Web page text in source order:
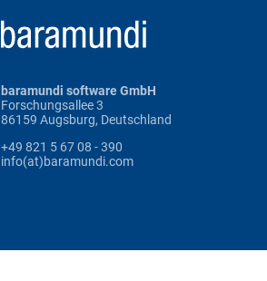
baramundi software GmbH
Forschungsallee 3
86159 Augsburg, Deutschland
+49 821 5 67 08 - 390
info(at)baramundi.com